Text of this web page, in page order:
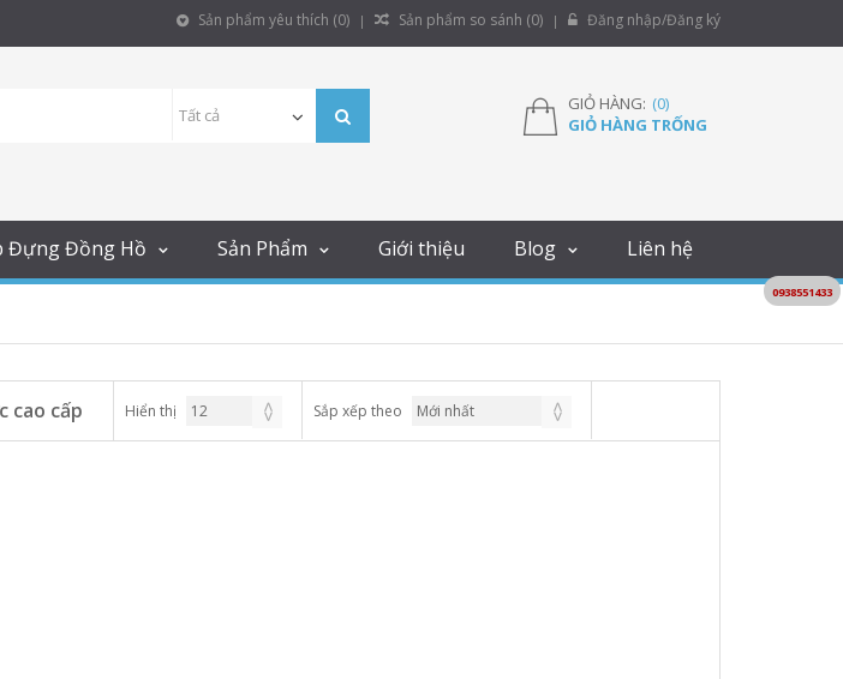
Sản phẩm yêu thích (0) Sản phẩm so sánh (0) Đăng nhập/Đăng ký
GIỎ HÀNG: (0)
GIỎ HÀNG TRỐNG
Đựng Đồng Hồ Sản Phẩm Giới thiệu Blog Liên hệ
cao cấp Hiển thị Sắp xếp theo
0938551433